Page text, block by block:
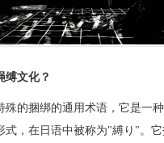
缚文化？
殊的捆绑的通用术语，它是一
式，在日语中被称为"縛り"。